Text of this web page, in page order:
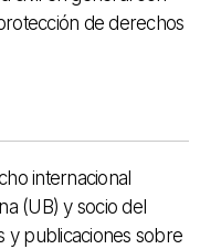
de derechos
internacional
(UB) y socio del
y publicaciones sobre